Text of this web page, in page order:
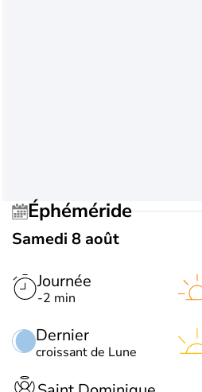
Éphéméride
Samedi 8 août
Journée
-2 min
Dernier
croissant de Lune